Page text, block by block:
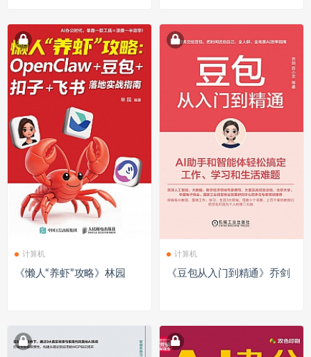
计算机
《懒人“养虾”攻略》林园
计算机
《豆包从入门到精通》乔剑